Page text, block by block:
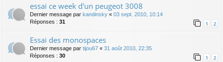
essai ce week d'un peugeot 3008
Dernier message par kandinsky « 03 sept. 2010, 10:14
Réponses : 31 1 2
Essai des monospaces
Dernier message par tijou67 « 31 août 2010, 22:35
Réponses : 30 1 2